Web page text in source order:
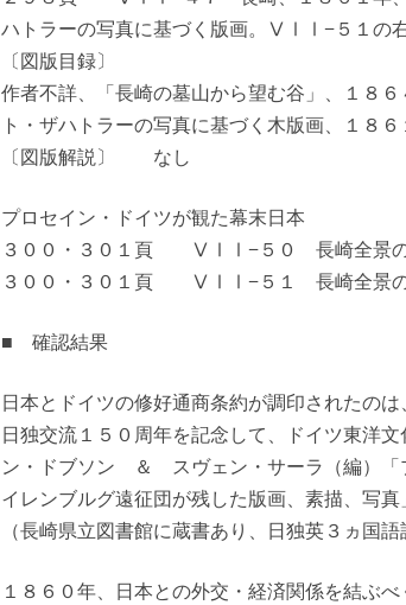
ハトラーの写真に基づく版画。ⅤⅠⅠ−５１の
〔図版目録〕
作者不詳、「長崎の墓山から望む谷」、１８
ト・ザハトラーの写真に基づく木版画、１８
〔図版解説〕 なし
プロセイン・ドイツが観た幕末日本
３００・３０１頁 ⅤⅠⅠ−５０ 長崎全景のパ
３００・３０１頁 ⅤⅠⅠ−５１ 長崎全景のパ
■ 確認結果
日本とドイツの修好通商条約が調印されたのは
日独交流１５０周年を記念して、ドイツ東洋
ン・ドブソン ＆ スヴェン・サーラ（編）
イレンブルグ遠征団が残した版画、素描、写真
（長崎県立図書館に蔵書あり、日独英３ヵ国語
１８６０年、日本との外交・経済関係を結ぶ